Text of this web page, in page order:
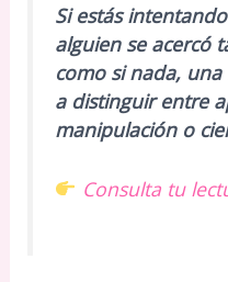
Si estás
alguien se acercó
como si nada,
a distinguir entre
manipulación o
Consulta tu